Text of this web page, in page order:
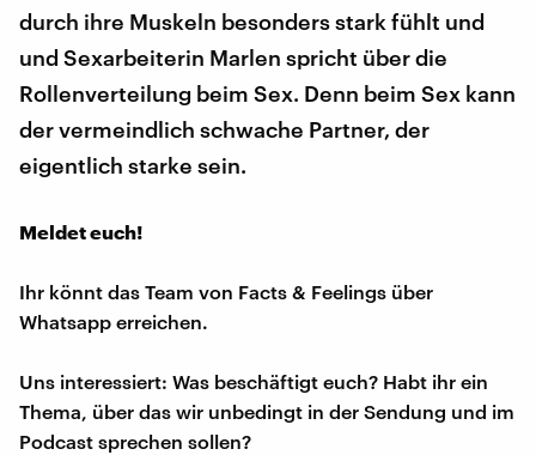
durch ihre Muskeln besonders stark fühlt und
und Sexarbeiterin Marlen spricht über die
Rollenverteilung beim Sex. Denn beim Sex kann
der vermeindlich schwache Partner, der
eigentlich starke sein.
Meldet euch!
Ihr könnt das Team von Facts & Feelings über
Whatsapp erreichen.
Uns interessiert: Was beschäftigt euch? Habt ihr ein
Thema, über das wir unbedingt in der Sendung und im
Podcast sprechen sollen?